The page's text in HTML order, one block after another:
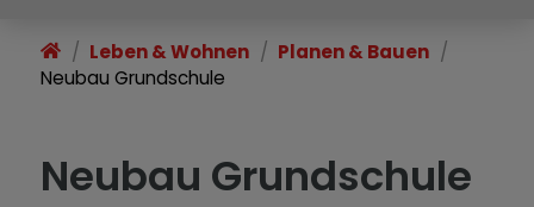
Wirtschaft & Gewerbe
Ortsgeschichte
Leben & Wohnen
Planen & Bauen
Neubau Grundschule
Neubau Grundschule